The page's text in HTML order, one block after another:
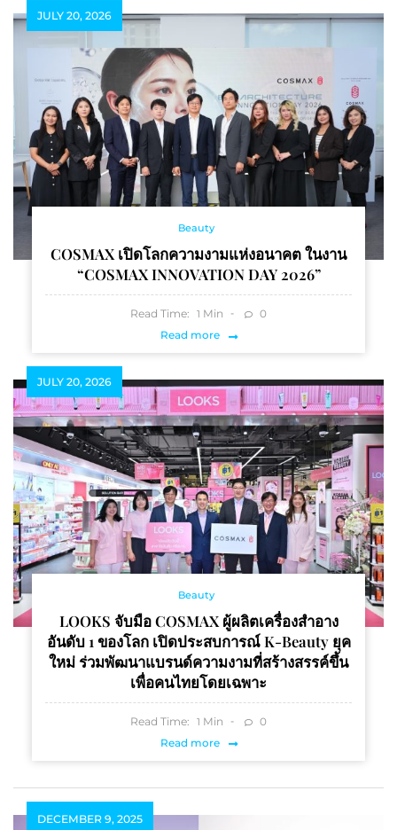
JULY 20, 2026
Beauty
COSMAX เปิดโลกความงามแห่งอนาคต ในงาน
“COSMAX INNOVATION DAY 2026”
Read Time: 1 Min
0
Read more
JULY 20, 2026
Beauty
LOOKS จับมือ COSMAX ผู้ผลิตเครื่องสำอาง
อันดับ 1 ของโลก เปิดประสบการณ์ K-Beauty ยุค
ใหม่ ร่วมพัฒนาแบรนด์ความงามที่สร้างสรรค์ขึ้น
เพื่อคนไทยโดยเฉพาะ
Read Time: 1 Min
0
Read more
DECEMBER 9, 2025